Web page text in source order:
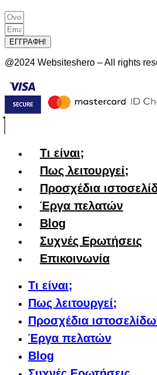
ΕΓΓΡΑΦΗ!
@2024 Websiteshero – All rights
Τι είναι;
Πως λειτουργεί;
Προσχέδια
Έργα πελατών
Blog
Συχνές Ερωτήσεις
Επικοινωνία
Τι είναι;
Πως λειτουργεί;
Προσχέδια
Έργα πελατών
Blog